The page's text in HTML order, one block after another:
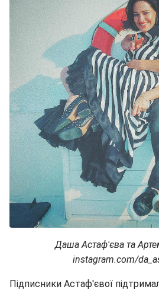
Даша Астаф'єва та
instagram.com/
Підписники Астаф'євої